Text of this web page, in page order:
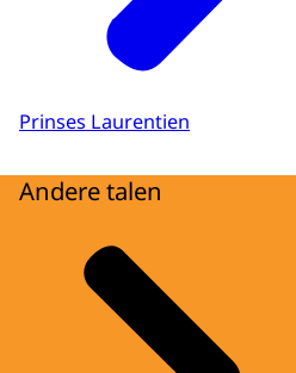
Prinses Laurentien
Andere talen